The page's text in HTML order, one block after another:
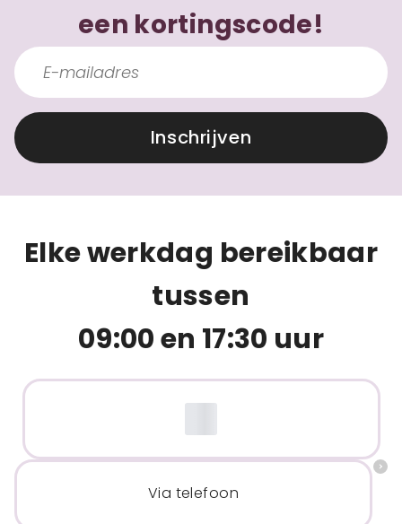
een kortingscode!
Inschrijven
Elke werkdag bereikbaar
tussen
09:00 en 17:30 uur
Via telefoon